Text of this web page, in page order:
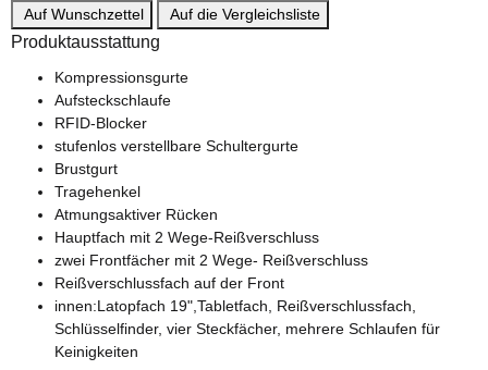
Auf Wunschzettel
Auf die Vergleichsliste
Produktausstattung
Kompressionsgurte
Aufsteckschlaufe
RFID-Blocker
stufenlos verstellbare Schultergurte
Brustgurt
Tragehenkel
Atmungsaktiver Rücken
Hauptfach mit 2 Wege-Reißverschluss
zwei Frontfächer mit 2 Wege- Reißverschluss
Reißverschlussfach auf der Front
innen:Latopfach 19",Tabletfach, Reißverschlussfach,
Schlüsselfinder, vier Steckfächer, mehrere Schlaufen für
Keinigkeiten